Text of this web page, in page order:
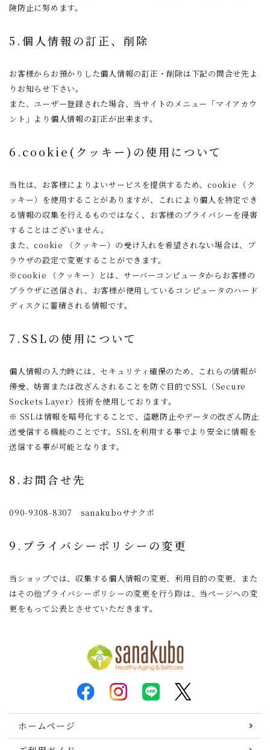
険防止に努めます。
5.個人情報の訂正、削除
お客様からお預かりした個人情報の訂正・削除は下記の問合せ先よ
りお知らせ下さい。
また、ユーザー登録された場合、当サイトのメニュー「マイアカウ
ント」より個人情報の訂正が出来ます。
6.cookie(クッキー)の使用について
当社は、お客様によりよいサービスを提供するため、cookie （ク
ッキー）を使用することがありますが、これにより個人を特定でき
る情報の収集を行えるものではなく、お客様のプライバシーを侵害
することはございません。
また、cookie （クッキー）の受け入れを希望されない場合は、ブ
ラウザの設定で変更することができます。
※cookie （クッキー）とは、サーバーコンピュータからお客様の
ブラウザに送信され、お客様が使用しているコンピュータのハード
ディスクに蓄積される情報です。
7.SSLの使用について
個人情報の入力時には、セキュリティ確保のため、これらの情報が
傍受、妨害または改ざんされることを防ぐ目的でSSL（Secure
Sockets Layer）技術を使用しております。
※ SSLは情報を暗号化することで、盗聴防止やデータの改ざん防止
送受信する機能のことです。SSLを利用する事でより安全に情報を
送信する事が可能となります。
8.お問合せ先
090-9308-8307 sanakuboサナクボ
9.プライバシーポリシーの変更
当ショップでは、収集する個人情報の変更、利用目的の変更、また
はその他プライバシーポリシーの変更を行う際は、当ページへの変
更をもって公表とさせていただきます。
ホームページ